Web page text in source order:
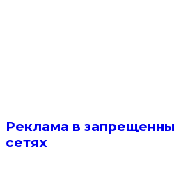
Реклама в
сетях